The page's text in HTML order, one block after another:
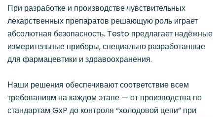
При разработке и производстве чувствительных
лекарственных препаратов решающую роль играет
абсолютная безопасность. Testo предлагает надёжные
измерительные приборы, специально разработанные
для фармацевтики и здравоохранения.
Наши решения обеспечивают соответствие всем
требованиям на каждом этапе — от производства по
стандартам GxP до контроля “холодовой цепи” при